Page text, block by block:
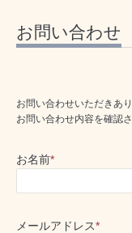
お問い合わせ
お問い合わせいただきあ
お問い合わせ内容を確認
お名前*
メールアドレス*